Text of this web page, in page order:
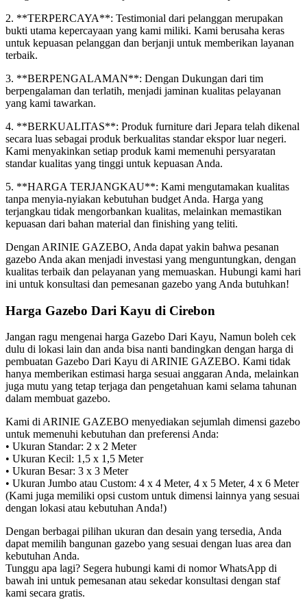
2. **TERPERCAYA**: Testimonial dari pelanggan merupakan
bukti utama kepercayaan yang kami miliki. Kami berusaha keras
untuk kepuasan pelanggan dan berjanji untuk memberikan layanan
terbaik.
3. **BERPENGALAMAN**: Dengan Dukungan dari tim
berpengalaman dan terlatih, menjadi jaminan kualitas pelayanan
yang kami tawarkan.
4. **BERKUALITAS**: Produk furniture dari Jepara telah dikenal
secara luas sebagai produk berkualitas standar ekspor luar negeri.
Kami menyakinkan setiap produk kami memenuhi persyaratan
standar kualitas yang tinggi untuk kepuasan Anda.
5. **HARGA TERJANGKAU**: Kami mengutamakan kualitas
tanpa menyia-nyiakan kebutuhan budget Anda. Harga yang
terjangkau tidak mengorbankan kualitas, melainkan memastikan
kepuasan dari bahan material dan finishing yang teliti.
Dengan ARINIE GAZEBO, Anda dapat yakin bahwa pesanan
gazebo Anda akan menjadi investasi yang menguntungkan, dengan
kualitas terbaik dan pelayanan yang memuaskan. Hubungi kami hari
ini untuk konsultasi dan pemesanan gazebo yang Anda butuhkan!
Harga Gazebo Dari Kayu di Cirebon
Jangan ragu mengenai harga Gazebo Dari Kayu, Namun boleh cek
dulu di lokasi lain dan anda bisa nanti bandingkan dengan harga di
pembuatan Gazebo Dari Kayu di ARINIE GAZEBO. Kami tidak
hanya memberikan estimasi harga sesuai anggaran Anda, melainkan
juga mutu yang tetap terjaga dan pengetahuan kami selama tahunan
dalam membuat gazebo.
Kami di ARINIE GAZEBO menyediakan sejumlah dimensi gazebo
untuk memenuhi kebutuhan dan preferensi Anda:
• Ukuran Standar: 2 x 2 Meter
• Ukuran Kecil: 1,5 x 1,5 Meter
• Ukuran Besar: 3 x 3 Meter
• Ukuran Jumbo atau Custom: 4 x 4 Meter, 4 x 5 Meter, 4 x 6 Meter
(Kami juga memiliki opsi custom untuk dimensi lainnya yang sesuai
dengan lokasi atau kebutuhan Anda!)
Dengan berbagai pilihan ukuran dan desain yang tersedia, Anda
dapat memilih bangunan gazebo yang sesuai dengan luas area dan
kebutuhan Anda.
Tunggu apa lagi? Segera hubungi kami di nomor WhatsApp di
bawah ini untuk pemesanan atau sekedar konsultasi dengan staf
kami secara gratis.